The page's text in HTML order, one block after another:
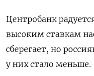
Центробанк
высоким ставкам
сберегает, но
у них стало меньше.